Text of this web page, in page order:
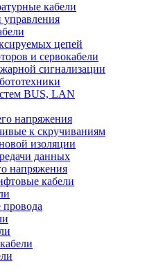
кабели
управления
цепей
и сервокабели
сигнализации
BUS, LAN
напряжения
к скручиваниям
изоляции
данных
напряжения
кабели